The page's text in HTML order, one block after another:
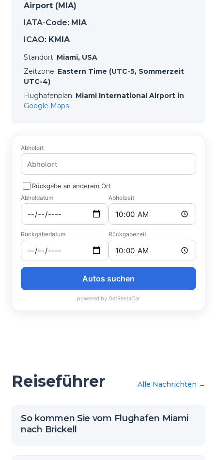
Airport (MIA)
IATA-Code: MIA
ICAO: KMIA
Standort: Miami, USA
Zeitzone: Eastern Time (UTC-5, Sommerzeit
UTC-4)
Flughafenplan: Miami International Airport in
Google Maps
Reiseführer Alle Nachrichten →
So kommen Sie vom Flughafen Miami
nach Brickell